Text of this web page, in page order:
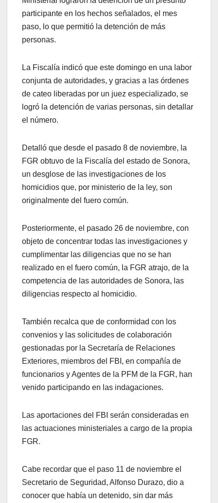
participante en los hechos señalados, el mes
paso, lo que permitió la detención de más
personas.
La Fiscalía indicó que este domingo en una labor
conjunta de autoridades, y gracias a las órdenes
de cateo liberadas por un juez especializado, se
logró la detención de varias personas, sin detallar
el número.
Detalló que desde el pasado 8 de noviembre, la
FGR obtuvo de la Fiscalía del estado de Sonora,
un desglose de las investigaciones de los
homicidios que, por ministerio de la ley, son
originalmente del fuero común.
Posteriormente, el pasado 26 de noviembre, con
objeto de concentrar todas las investigaciones y
cumplimentar las diligencias que no se han
realizado en el fuero común, la FGR atrajo, de la
competencia de las autoridades de Sonora, las
diligencias respecto al homicidio.
También recalca que de conformidad con los
convenios y las solicitudes de colaboración
gestionadas por la Secretaría de Relaciones
Exteriores, miembros del FBI, en compañía de
funcionarios y Agentes de la PFM de la FGR, han
venido participando en las indagaciones.
Las aportaciones del FBI serán consideradas en
las actuaciones ministeriales a cargo de la propia
FGR.
Cabe recordar que el paso 11 de noviembre el
Secretario de Seguridad, Alfonso Durazo, dio a
conocer que había un detenido, sin dar más